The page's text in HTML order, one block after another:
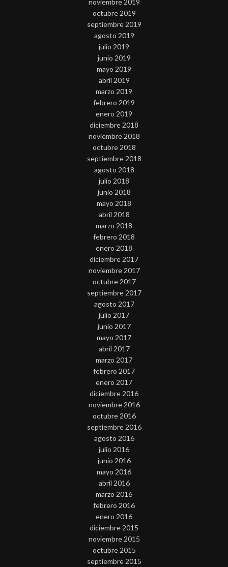
octubre 2019
septiembre 2019
agosto 2019
julio 2019
junio 2019
mayo 2019
abril 2019
marzo 2019
febrero 2019
enero 2019
diciembre 2018
noviembre 2018
octubre 2018
septiembre 2018
agosto 2018
julio 2018
junio 2018
mayo 2018
abril 2018
marzo 2018
febrero 2018
enero 2018
diciembre 2017
noviembre 2017
octubre 2017
septiembre 2017
agosto 2017
julio 2017
junio 2017
mayo 2017
abril 2017
marzo 2017
febrero 2017
enero 2017
diciembre 2016
noviembre 2016
octubre 2016
septiembre 2016
agosto 2016
julio 2016
junio 2016
mayo 2016
abril 2016
marzo 2016
febrero 2016
enero 2016
diciembre 2015
noviembre 2015
octubre 2015
septiembre 2015